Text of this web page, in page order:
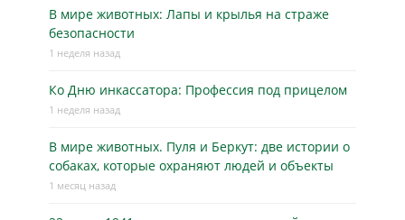
В мире животных: Лапы и крылья на страже
безопасности
1 неделя назад
Ко Дню инкассатора: Профессия под прицелом
1 неделя назад
В мире животных. Пуля и Беркут: две истории о
собаках, которые охраняют людей и объекты
1 месяц назад